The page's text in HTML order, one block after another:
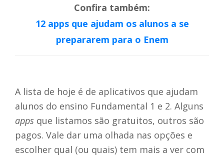
Confira também:
12 apps que ajudam os alunos a se
prepararem para o Enem
A lista de hoje é de aplicativos que ajudam
alunos do ensino Fundamental 1 e 2. Alguns
apps que listamos são gratuitos, outros são
pagos. Vale dar uma olhada nas opções e
escolher qual (ou quais) tem mais a ver com